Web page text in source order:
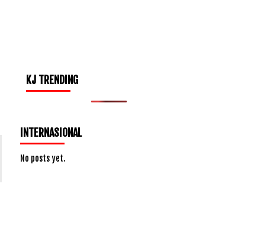
KJ TRENDING
INTERNASIONAL
No posts yet.